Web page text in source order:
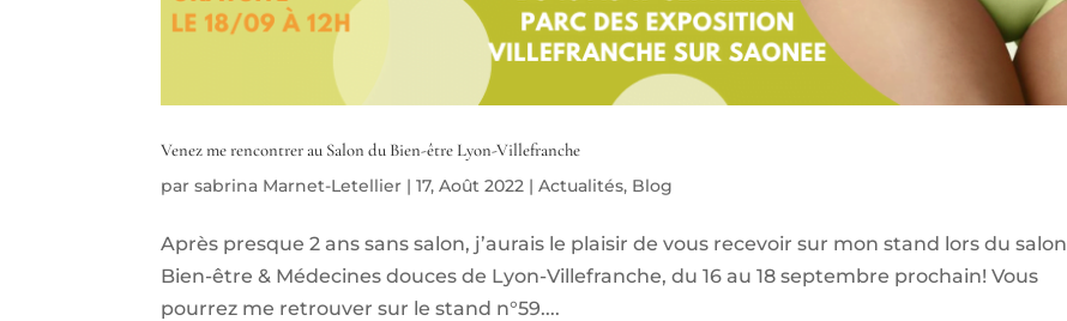
Venez me rencontrer au Salon du Bien-être Lyon-Villefranche
parsabrina Marnet-Letellier |17, Août 2022 |Actualités, Blog
Après presque 2 ans sans salon, j’aurais le plaisir de vous recevoir sur mon stand lors du salon
Bien-être & Médecines douces de Lyon-Villefranche, du 16 au 18 septembre prochain! Vous
pourrez me retrouver sur le stand n°59....